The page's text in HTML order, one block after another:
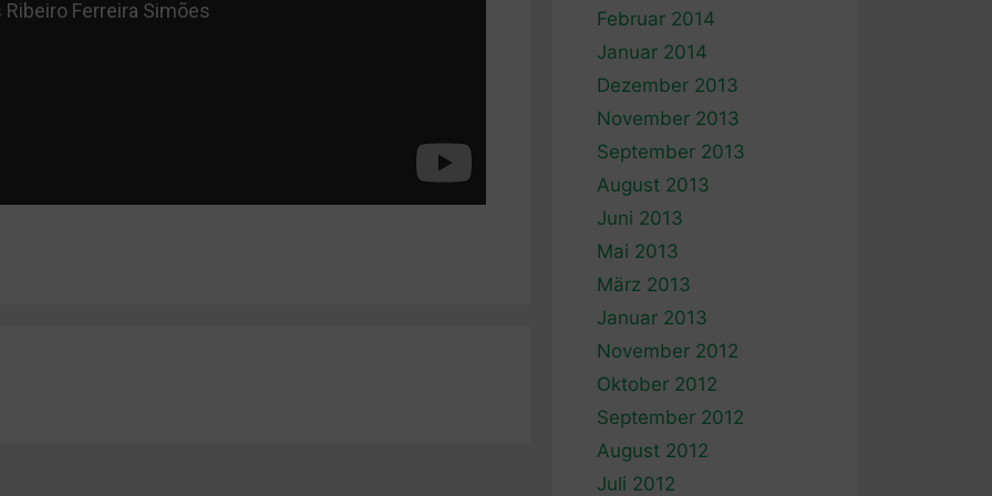
Februar 2014
Januar 2014
Dezember 2013
November 2013
September 2013
August 2013
Juni 2013
Mai 2013
März 2013
Januar 2013
November 2012
Oktober 2012
September 2012
August 2012
Juli 2012